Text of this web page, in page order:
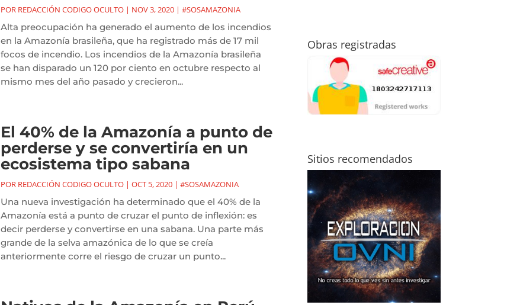
POR REDACCIÓN CODIGO OCULTO| NOV 3, 2020| #SOSAMAZONIA
Alta preocupación ha generado el aumento de los incendios
en la Amazonía brasileña, que ha registrado más de 17 mil
focos de incendio. Los incendios de la Amazonía brasileña
se han disparado un 120 por ciento en octubre respecto al
mismo mes del año pasado y crecieron...
El 40% de la Amazonía a punto de
perderse y se convertiría en un
ecosistema tipo sabana
POR REDACCIÓN CODIGO OCULTO| OCT 5, 2020| #SOSAMAZONIA
Una nueva investigación ha determinado que el 40% de la
Amazonía está a punto de cruzar el punto de inflexión: es
decir perderse y convertirse en una sabana. Una parte más
grande de la selva amazónica de lo que se creía
anteriormente corre el riesgo de cruzar un punto...
Obras registradas
Sitios recomendados